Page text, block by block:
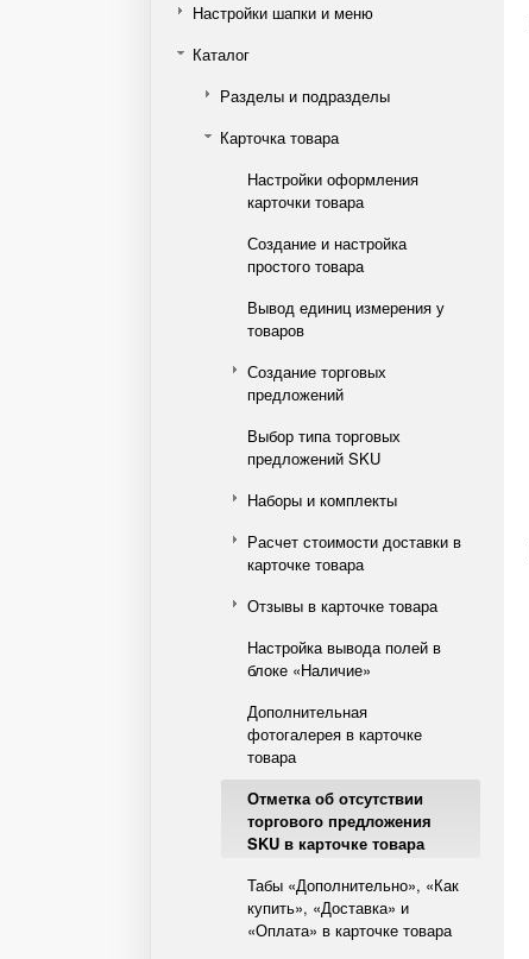
Настройки шапки и меню
Каталог
Разделы и подразделы
Карточка товара
Настройки оформления
карточки товара
Создание и настройка
простого товара
Вывод единиц измерения у
товаров
Создание торговых
предложений
Выбор типа торговых
предложений SKU
Наборы и комплекты
Расчет стоимости доставки в
карточке товара
Отзывы в карточке товара
Настройка вывода полей в
блоке «Наличие»
Дополнительная
фотогалерея в карточке
товара
Отметка об отсутствии
торгового предложения
SKU в карточке товара
Табы «Дополнительно», «Как
купить», «Доставка» и
«Оплата» в карточке товара